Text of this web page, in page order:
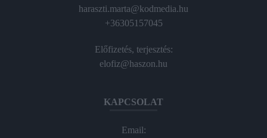
haraszti.marta@kodmedia.hu
+36305157045
Előfizetés, terjesztés:
elofiz@haszon.hu
KAPCSOLAT
Email: